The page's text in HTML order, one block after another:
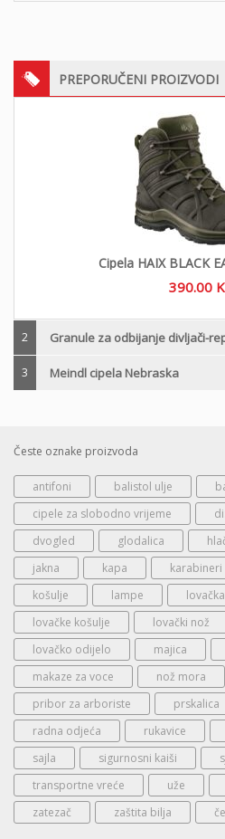
PREPORUČENI PROIZVODI
Cipela HAIX BLACK
390.00
2 Granule za odbijanje divljači-
3 Meindl cipela Nebraska
Česte oznake proizvoda
antifoni balistol ulje
cipele za slobodno vrijeme
dvogled
glodalica
jakna
kapa karabineri
košulje
lampe
lovačke košulje
lovački nož
lovačko odijelo
majica
makaze za voce
nož mora
pribor za arboriste
prskalica
radna odjeća
rukavice
sajla
sigurnosni kaiši
transportne vreće
uže
zatezač
zaštita bilja